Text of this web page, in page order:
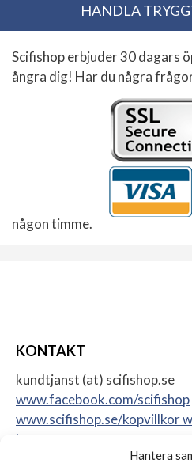
Hantera
HANDLA
Scifishop erbjuder 30 dagars
ångra dig! Har du några
någon timme.
KONTAKT
kundtjanst (at) scifishop.se
www.facebook.com/scifishop
www.scifishop.se/kopvillkor
konto